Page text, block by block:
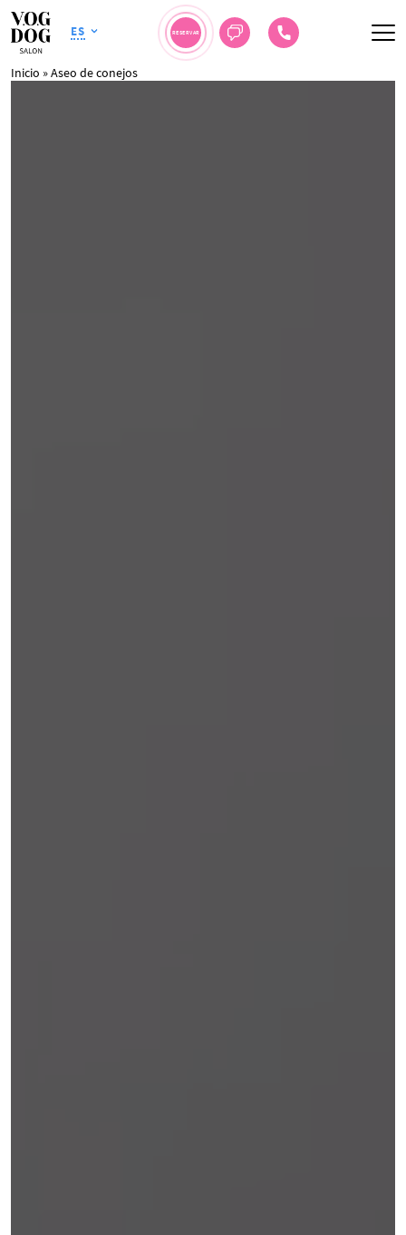
ES RESERVAR
Inicio »Aseo de conejos